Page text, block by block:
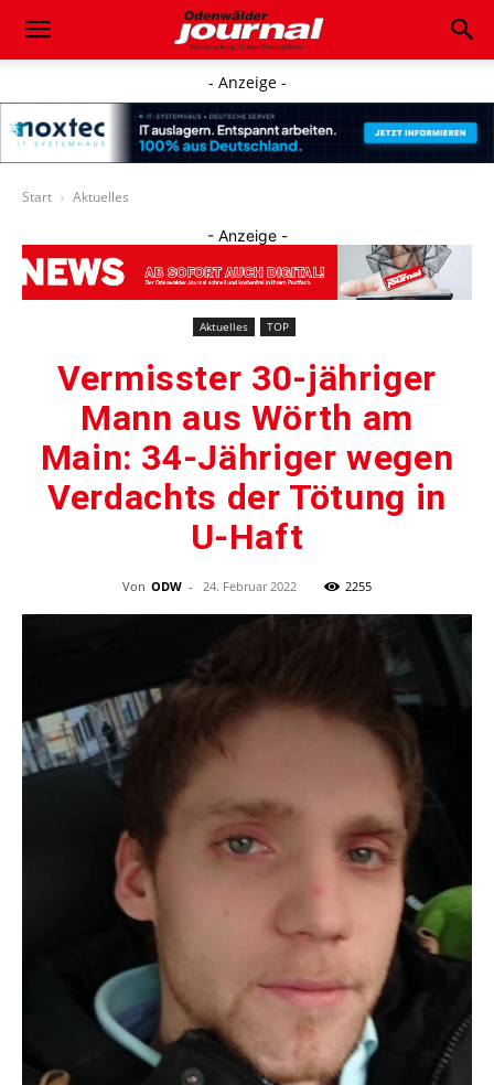
- Anzeige -
Start Aktuelles
- Anzeige -
Aktuelles TOP
Vermisster 30-jähriger
Mann aus Wörth am
Main: 34-Jähriger wegen
Verdachts der Tötung in
U-Haft
Von ODW - 24. Februar 2022 2255